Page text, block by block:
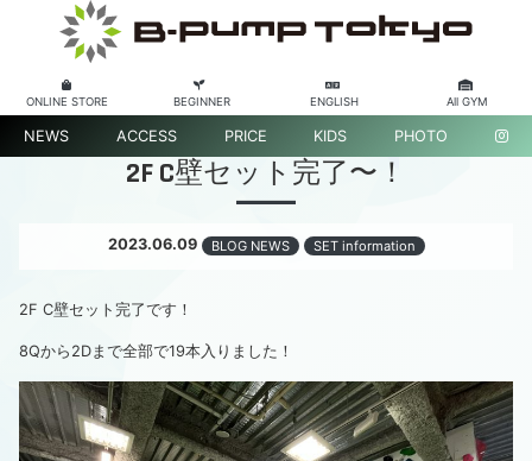
ONLINE STORE BEGINNER ENGLISH All GYM
NEWS ACCESS PRICE KIDS PHOTO
2F C壁セット完了〜！
2023.06.09 BLOG NEWS SET information
2F C壁セット完了です！
8Qから2Dまで全部で19本入りました！